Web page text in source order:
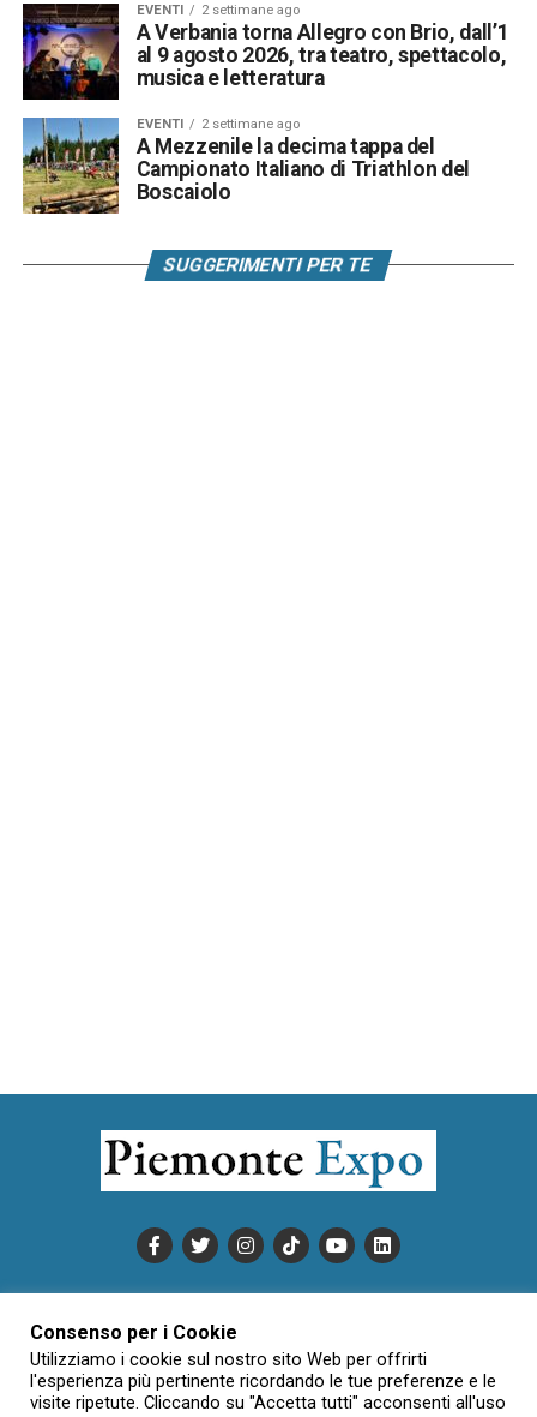
EVENTI 2 settimane ago
A Verbania torna Allegro con Brio, dall’1
al 9 agosto 2026, tra teatro, spettacolo,
musica e letteratura
EVENTI 2 settimane ago
A Mezzenile la decima tappa del
Campionato Italiano di Triathlon del
Boscaiolo
SUGGERIMENTI PER TE
INFORMATIVA SULLA PRIVACY
CONDIZIONI DI UTILIZZO
DATI SOCIETARI
NOVAJO
CREDITS
CONTATTTI
Consenso per i Cookie
Utilizziamo i cookie sul nostro sito Web per offrirti
l'esperienza più pertinente ricordando le tue preferenze e le
visite ripetute. Cliccando su "Accetta tutti" acconsenti all'uso